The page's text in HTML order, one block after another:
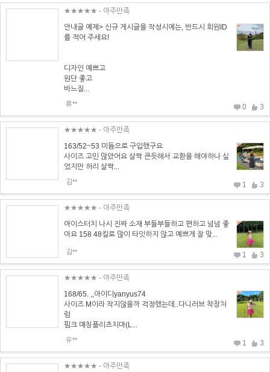
★★★★★ - 아주만족
안내글 예제> 신규 게시글을 작성시에는, 반드시 회원ID
를 적어 주세요!
디자인 예쁘고
원단 좋고
바느질...
류** 0 3
★★★★★ - 아주만족
163/52~53 미듐으로 구입했구요
사이즈 고민 많았어요 살짝 큰듯해서 교환을 해야하나 싶
었지만 허리 살짝...
김** 1 3
★★★★★ - 아주만족
아이스터치 나시 진짜 소재 부들부들하고 편하고 넘넘 좋
아요 158 48킬로 많이 타잇하지 않고 예쁘게 잘 맞...
김** 1 3
★★★★★ - 아주만족
168/65. ,,아이디yanyus74
사이즈 M이라 작지않을까 걱정했는데..다니러브 착장처
럼
핌크 매칭플리츠치마(L...
유** 1 3
★★★★★ - 아주만족